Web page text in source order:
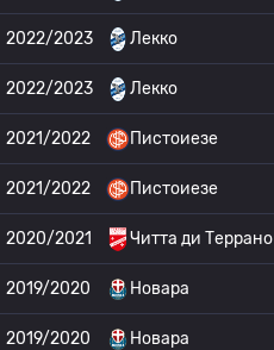
2022/2023 Лекко
2022/2023 Лекко
2021/2022 Пистоиезе
2021/2022 Пистоиезе
2020/2021 Читта ди Террано
2019/2020 Новара
2019/2020 Новара